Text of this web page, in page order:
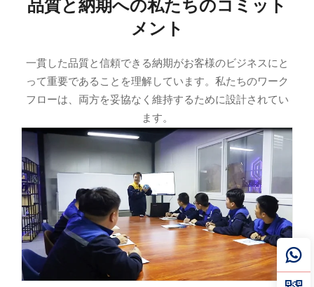
品質と納期への私たちのコミット
メント
一貫した品質と信頼できる納期がお客様のビジネスにと
って重要であることを理解しています。私たちのワーク
フローは、両方を妥協なく維持するために設計されてい
ます。